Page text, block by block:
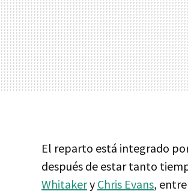
El reparto está integrado
después de estar tanto
Whitakery Chris Evans,